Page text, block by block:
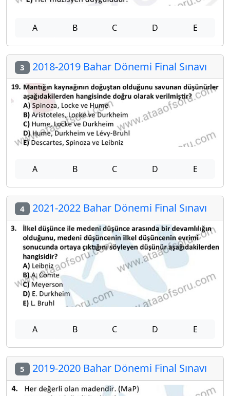
A B C D E
3 2018-2019 Bahar Dönemi Final Sınavı
A B C D E
4 2021-2022 Bahar Dönemi Final Sınavı
A B C D E
5 2019-2020 Bahar Dönemi Final Sınavı